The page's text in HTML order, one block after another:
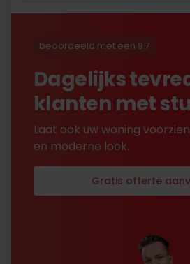
met excuses , maar na
is alles toch na
beoordeeld met een 9.7
Dagelijks
klanten met
Laat ook uw woning
en moderne look.
Gratis offerte